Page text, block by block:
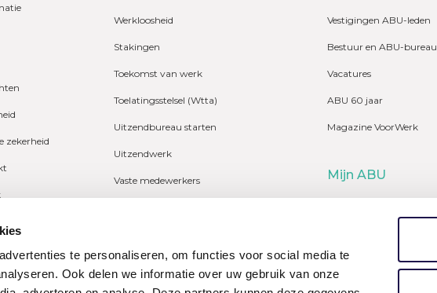
te personaliseren, om functies voor social media te
Ook delen we informatie over uw gebruik van onze
zekerheid
Werkloosheid
Stakingen
Toekomst van werk
Toelatingsstelsel (Wtta)
Uitzendbureau starten
Uitzendwerk
Vaste medewerkers
Zzp
Vestigingen ABU-leden
Bestuur en ABU-bureau
Vacatures
ABU 60 jaar
Magazine VoorWerk
Mijn ABU